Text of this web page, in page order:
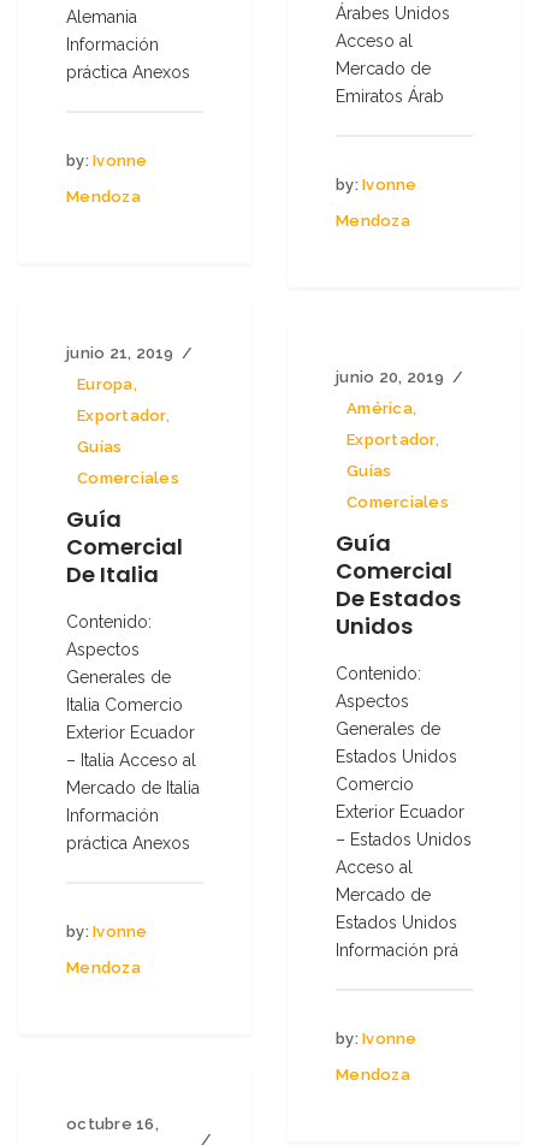
Alemania
Información
práctica Anexos
by:Ivonne
Mendoza
Árabes Unidos
Acceso al
Mercado de
Emiratos Árab
by:Ivonne
Mendoza
junio 21, 2019
Europa,
Exportador,
Guías
Comerciales
Guía
Comercial
De Italia
Contenido:
Aspectos
Generales de
Italia Comercio
Exterior Ecuador
– Italia Acceso al
Mercado de Italia
Información
práctica Anexos
by:Ivonne
Mendoza
junio 20, 2019
América,
Exportador,
Guías
Comerciales
Guía
Comercial
De Estados
Unidos
Contenido:
Aspectos
Generales de
Estados Unidos
Comercio
Exterior Ecuador
– Estados Unidos
Acceso al
Mercado de
Estados Unidos
Información prá
by:Ivonne
Mendoza
octubre 16,